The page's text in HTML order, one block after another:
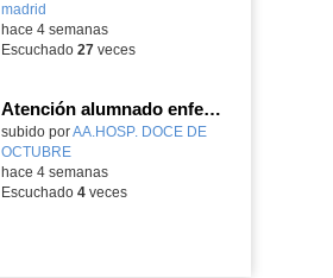
madrid
hace 4 semanas
Escuchado 27veces
Atención alumnado enfermo. SAED primaria. José Nesh-Nash García
Contenido educativo.
subido porAA.HOSP. DOCE DE
OCTUBRE-
hace 4 semanas
Escuchado 4veces